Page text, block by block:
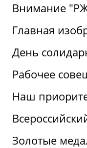
Внимание
Главная
День
Рабочее
Наш
Золотые